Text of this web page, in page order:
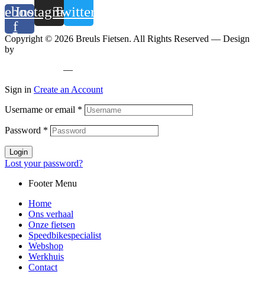
f
InstagramTwitter
Copyright © 2026 Breuls Fietsen. All Rights Reserved — Design
by
—
Sign in Create an Account
Username or email *
Password *
Login
Lost your password?
Footer Menu
Home
Ons verhaal
Onze fietsen
Speedbikespecialist
Webshop
Werkhuis
Contact